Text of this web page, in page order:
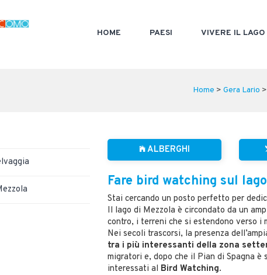
HOME PAESI VIVERE IL LAGO
Home > Gera Lario
ALBERGHI
Fare bird watching sul
Stai cercando un posto perfetto per
Il lago di Mezzola è circondato da un
contro, i terreni che si estendono verso
Nei secoli trascorsi, la presenza
tra i più interessanti della zona
migratori e, dopo che il Pian di Spagna
interessati al Bird Watching.